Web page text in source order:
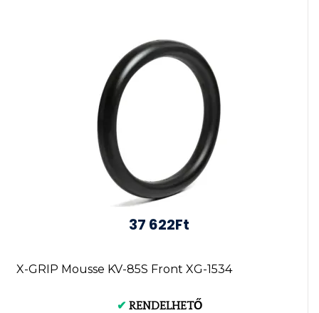
37 622Ft
X-GRIP Mousse KV-85S Front XG-1534
✔ RENDELHETŐ